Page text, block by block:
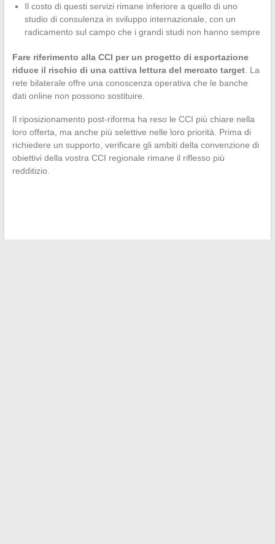
Il costo di questi servizi rimane inferiore a quello di uno
studio di consulenza in sviluppo internazionale, con un
radicamento sul campo che i grandi studi non hanno sempre
Fare riferimento alla CCI per un progetto di esportazione
riduce il rischio di una cattiva lettura del mercato target. La
rete bilaterale offre una conoscenza operativa che le banche
dati online non possono sostituire.
Il riposizionamento post-riforma ha reso le CCI più chiare nella
loro offerta, ma anche più selettive nelle loro priorità. Prima di
richiedere un supporto, verificare gli ambiti della convenzione di
obiettivi della vostra CCI regionale rimane il riflesso più
redditizio.